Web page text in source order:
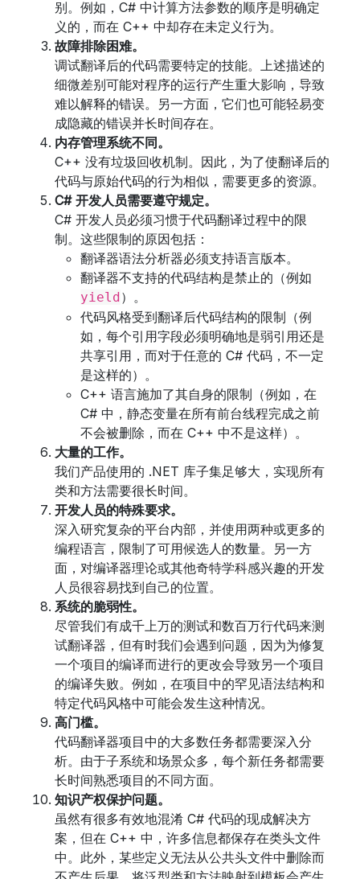
别。例如，C# 中计算方法参数的顺序是明确定
义的，而在 C++ 中却存在未定义行为。
故障排除困难。
调试翻译后的代码需要特定的技能。上述描述的
细微差别可能对程序的运行产生重大影响，导致
难以解释的错误。另一方面，它们也可能轻易变
成隐藏的错误并长时间存在。
内存管理系统不同。
C++ 没有垃圾回收机制。因此，为了使翻译后的
代码与原始代码的行为相似，需要更多的资源。
C# 开发人员需要遵守规定。
C# 开发人员必须习惯于代码翻译过程中的限
制。这些限制的原因包括：
翻译器语法分析器必须支持语言版本。
翻译器不支持的代码结构是禁止的（例如
yield）。
代码风格受到翻译后代码结构的限制（例
如，每个引用字段必须明确地是弱引用还是
共享引用，而对于任意的 C# 代码，不一定
是这样的）。
C++ 语言施加了其自身的限制（例如，在
C# 中，静态变量在所有前台线程完成之前
不会被删除，而在 C++ 中不是这样）。
大量的工作。
我们产品使用的 .NET 库子集足够大，实现所有
类和方法需要很长时间。
开发人员的特殊要求。
深入研究复杂的平台内部，并使用两种或更多的
编程语言，限制了可用候选人的数量。另一方
面，对编译器理论或其他奇特学科感兴趣的开发
人员很容易找到自己的位置。
系统的脆弱性。
尽管我们有成千上万的测试和数百万行代码来测
试翻译器，但有时我们会遇到问题，因为为修复
一个项目的编译而进行的更改会导致另一个项目
的编译失败。例如，在项目中的罕见语法结构和
特定代码风格中可能会发生这种情况。
高门槛。
代码翻译器项目中的大多数任务都需要深入分
析。由于子系统和场景众多，每个新任务都需要
长时间熟悉项目的不同方面。
知识产权保护问题。
虽然有很多有效地混淆 C# 代码的现成解决方
案，但在 C++ 中，许多信息都保存在类头文件
中。此外，某些定义无法从公共头文件中删除而